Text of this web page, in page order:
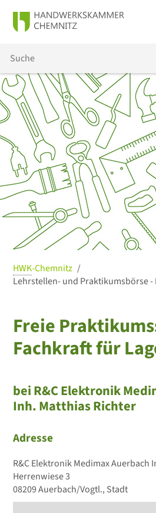
HWK-Chemnitz
Lehrstellen- und Praktikumsbörse -
Freie
Fachkraft für
bei R&C Elektronik
Inh. Matthias Richter
Adresse
R&C Elektronik Medimax Auerbach
Herrenwiese 3
08209 Auerbach/Vogtl., Stadt